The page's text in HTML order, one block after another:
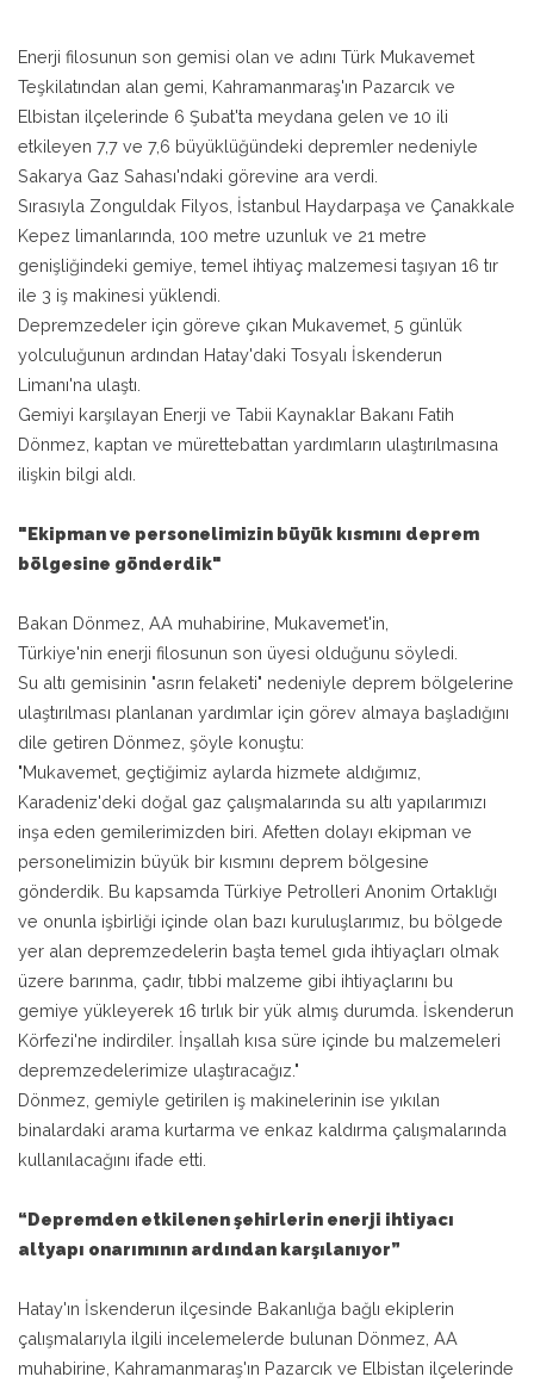
Enerji filosunun son gemisi olan ve adını Türk Mukavemet
Teşkilatından alan gemi, Kahramanmaraş'ın Pazarcık ve
Elbistan ilçelerinde 6 Şubat'ta meydana gelen ve 10 ili
etkileyen 7,7 ve 7,6 büyüklüğündeki depremler nedeniyle
Sakarya Gaz Sahası'ndaki görevine ara verdi.
Sırasıyla Zonguldak Filyos, İstanbul Haydarpaşa ve Çanakkale
Kepez limanlarında, 100 metre uzunluk ve 21 metre
genişliğindeki gemiye, temel ihtiyaç malzemesi taşıyan 16 tır
ile 3 iş makinesi yüklendi.
Depremzedeler için göreve çıkan Mukavemet, 5 günlük
yolculuğunun ardından Hatay'daki Tosyalı İskenderun
Limanı'na ulaştı.
Gemiyi karşılayan Enerji ve Tabii Kaynaklar Bakanı Fatih
Dönmez, kaptan ve mürettebattan yardımların ulaştırılmasına
ilişkin bilgi aldı.
"Ekipman ve personelimizin büyük kısmını deprem
bölgesine gönderdik"
Bakan Dönmez, AA muhabirine, Mukavemet'in,
Türkiye'nin enerji filosunun son üyesi olduğunu söyledi.
Su altı gemisinin "asrın felaketi" nedeniyle deprem bölgelerine
ulaştırılması planlanan yardımlar için görev almaya başladığını
dile getiren Dönmez, şöyle konuştu:
"Mukavemet, geçtiğimiz aylarda hizmete aldığımız,
Karadeniz'deki doğal gaz çalışmalarında su altı yapılarımızı
inşa eden gemilerimizden biri. Afetten dolayı ekipman ve
personelimizin büyük bir kısmını deprem bölgesine
gönderdik. Bu kapsamda Türkiye Petrolleri Anonim Ortaklığı
ve onunla işbirliği içinde olan bazı kuruluşlarımız, bu bölgede
yer alan depremzedelerin başta temel gıda ihtiyaçları olmak
üzere barınma, çadır, tıbbi malzeme gibi ihtiyaçlarını bu
gemiye yükleyerek 16 tırlık bir yük almış durumda. İskenderun
Körfezi'ne indirdiler. İnşallah kısa süre içinde bu malzemeleri
depremzedelerimize ulaştıracağız."
Dönmez, gemiyle getirilen iş makinelerinin ise yıkılan
binalardaki arama kurtarma ve enkaz kaldırma çalışmalarında
kullanılacağını ifade etti.
“Depremden etkilenen şehirlerin enerji ihtiyacı
altyapı onarımının ardından karşılanıyor”
Hatay'ın İskenderun ilçesinde Bakanlığa bağlı ekiplerin
çalışmalarıyla ilgili incelemelerde bulunan Dönmez, AA
muhabirine, Kahramanmaraş'ın Pazarcık ve Elbistan ilçelerinde